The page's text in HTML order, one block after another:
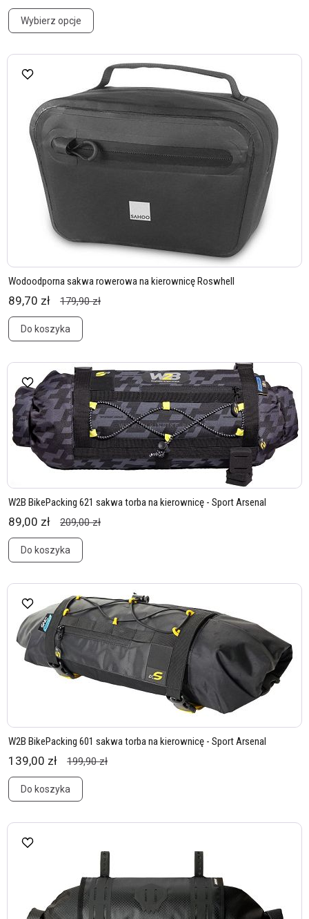
Wybierz opcje
Wodoodporna sakwa rowerowa na kierownicę Roswhell
89,70 zł 179,90 zł
Do koszyka
W2B BikePacking 621 sakwa torba na kierownicę - Sport Arsenal
89,00 zł 209,00 zł
Do koszyka
W2B BikePacking 601 sakwa torba na kierownicę - Sport Arsenal
139,00 zł 199,90 zł
Do koszyka